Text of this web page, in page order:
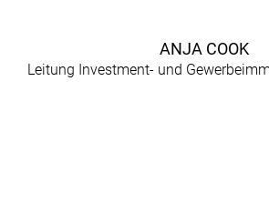
ANJA COOK
Leitung Investment- und